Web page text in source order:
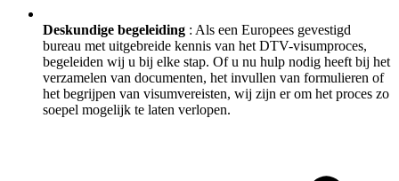
Deskundige begeleiding : Als een Europees gevestigd
bureau met uitgebreide kennis van het DTV-visumproces,
begeleiden wij u bij elke stap. Of u nu hulp nodig heeft bij het
verzamelen van documenten, het invullen van formulieren of
het begrijpen van visumvereisten, wij zijn er om het proces zo
soepel mogelijk te laten verlopen.